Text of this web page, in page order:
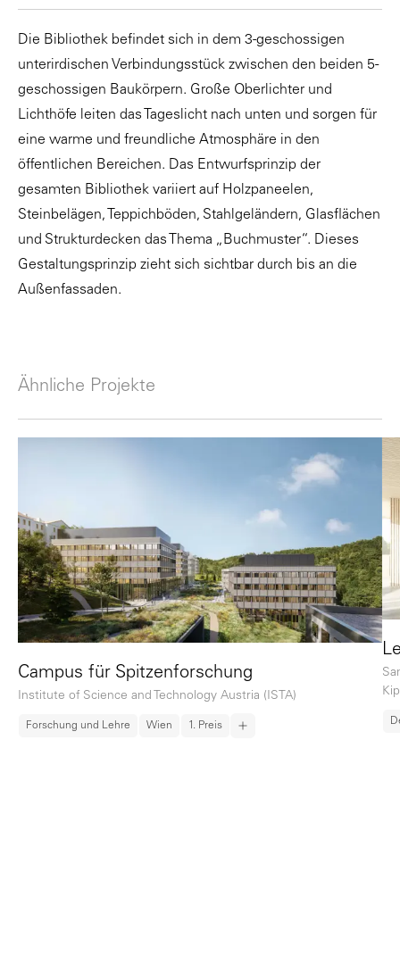
Die Bibliothek befindet sich in dem 3-geschossigen
unterirdischen Verbindungsstück zwischen den beiden 5-
geschossigen Baukörpern. Große Oberlichter und
Lichthöfe leiten das Tageslicht nach unten und sorgen für
eine warme und freundliche Atmosphäre in den
öffentlichen Bereichen. Das Entwurfsprinzip der
gesamten Bibliothek variiert auf Holzpaneelen,
Steinbelägen, Teppichböden, Stahlgeländern, Glasflächen
und Strukturdecken das Thema „Buchmuster“. Dieses
Gestaltungsprinzip zieht sich sichtbar durch bis an die
Außenfassaden.
Ähnliche Projekte
Campus für Spitzenforschung
Institute of Science and Technology Austria (ISTA)
Forschung und Lehre Wien 1. Preis